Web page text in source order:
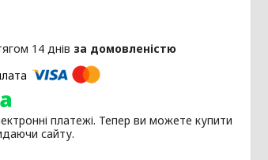
14 днів за домовленістю
платежі. Тепер ви можете купити
сайту.